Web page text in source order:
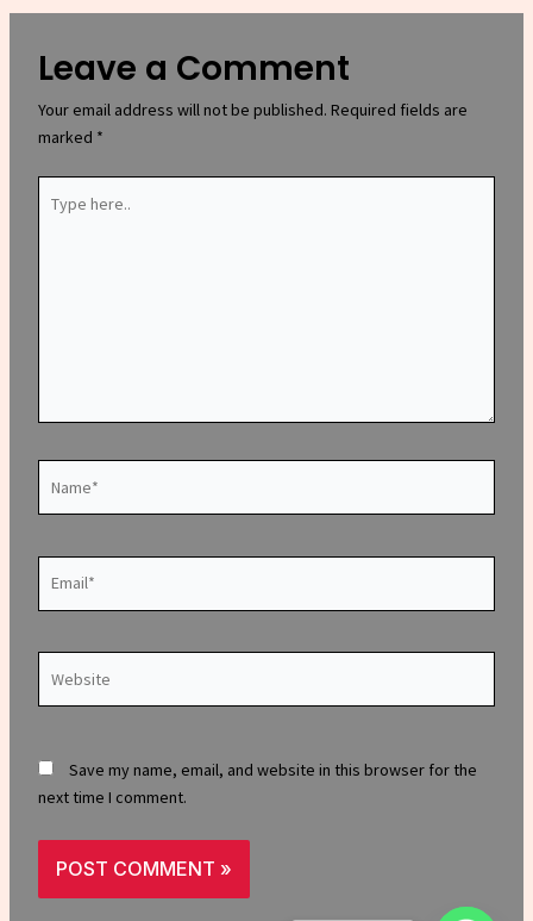
Leave a Comment
Your email address will not be published. Required fields are
marked *
here..
Save my name, email, and website in this browser for the
next time I comment.